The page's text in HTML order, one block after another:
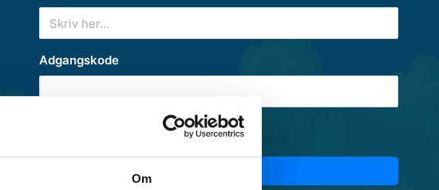
Om
Adgangskode